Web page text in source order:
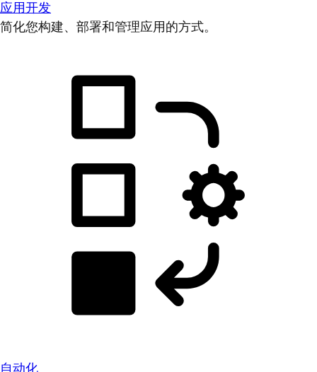
应用开发
简化您构建、部署和管理应用的方式。
自动化